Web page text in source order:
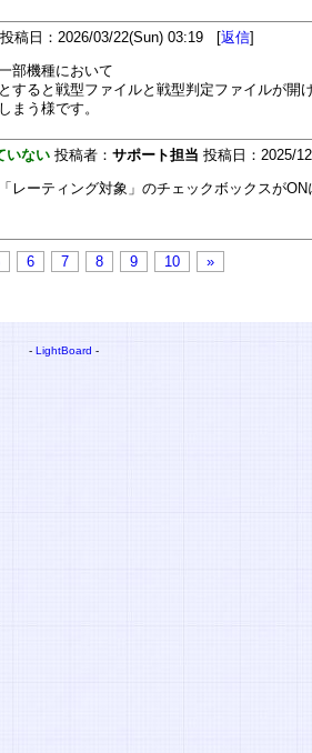
投稿日：2026/03/22(Sun) 03:19 [返信]
部機種において
すると戦型ファイルと戦型判定ファイルが開
まう様です。
いない 投稿者： サポート担当 投稿日：2025/
レーティング対象」のチェックボックスが
6 7 8 9 10 »
- LightBoard -